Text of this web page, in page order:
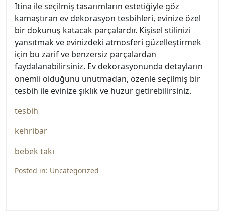
Itina ile seçilmiş tasarımların estetiğiyle göz
kamaştıran ev dekorasyon tesbihleri, evinize özel
bir dokunuş katacak parçalardır. Kişisel stilinizi
yansıtmak ve evinizdeki atmosferi güzelleştirmek
için bu zarif ve benzersiz parçalardan
faydalanabilirsiniz. Ev dekorasyonunda detayların
önemli olduğunu unutmadan, özenle seçilmiş bir
tesbih ile evinize şıklık ve huzur getirebilirsiniz.
tesbih
kehribar
bebek takı
Posted in: Uncategorized